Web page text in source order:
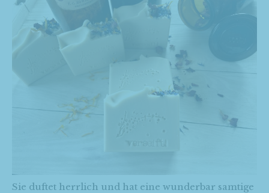
Sie duftet herrlich und hat eine wunderbar samtige